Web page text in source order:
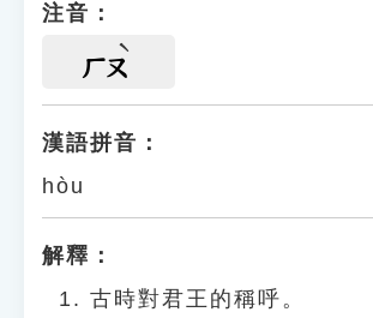
注音：
ㄏㄡ
漢語拼音：
hòu
解釋：
古時對君王的稱呼。